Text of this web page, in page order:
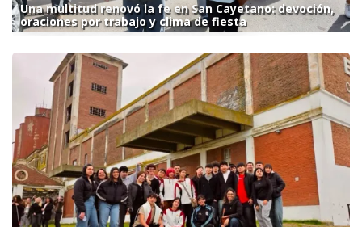
Una multitud renovó la fe en San Cayetano: devoción,
oraciones por trabajo y clima de fiesta